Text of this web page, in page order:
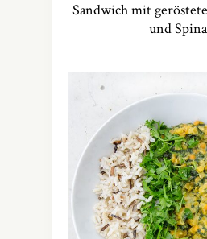
Sandwich mit
und